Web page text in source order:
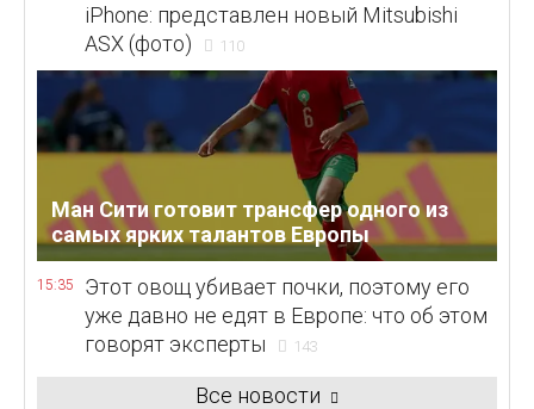
iPhone: представлен новый Mitsubishi
ASX (фото)
110
Ман Сити готовит трансфер одного из
самых ярких талантов Европы
15:35
Этот овощ убивает почки, поэтому его
уже давно не едят в Европе: что об этом
говорят эксперты
143
Все новости